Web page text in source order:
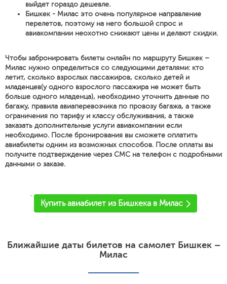
выйдет гораздо дешевле.
Бишкек - Милас это очень популярное направление
перелетов, поэтому на него большой спрос и
авиакомпании неохотно снижают цены и делают скидки.
Чтобы забронировать билеты онлайн по маршруту Бишкек –
Милас нужно определиться со следующими деталями: кто
летит, сколько взрослых пассажиров, сколько детей и
младенцев(у одного взрослого пассажира не может быть
больше одного младенца), необходимо уточнить данные по
багажу, правила авиаперевозчика по провозу багажа, а также
ограничения по тарифу и классу обслуживания, а также
заказать дополнительные услуги авиакомпании если
необходимо. После бронирования вы сможете оплатить
авиабилеты одним из возможных способов. После оплаты вы
получите подтверждение через СМС на телефон с подробными
данными о заказе.
'
Купить авиабилет из Бишкека в Милас
Ближайшие даты билетов на самолет Бишкек –
Милас